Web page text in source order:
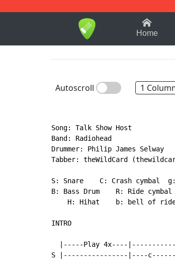
1-9 B
Home
Autoscroll 1
Song: Talk Show Host
Band: Radiohead
Drummer: Philip James Selway
Tabber: theWildCard
S: Snare    C: Crash cymbal
B: Bass Drum    R: Ride
H: Hihat    b: bell of
INTRO
|-----Play 4x----
S |----------------|----